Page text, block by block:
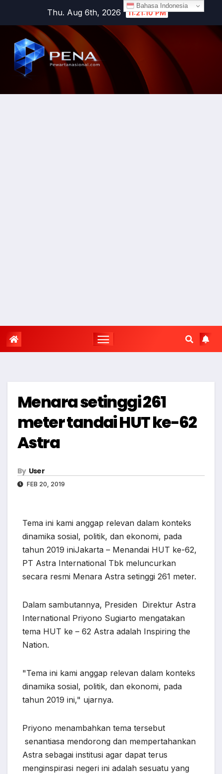
Thu. Aug 6th, 2026 11:21:11 PM
Menara setinggi 261
meter tandai HUT ke-62
Astra
By User
FEB 20, 2019
Tema ini kami anggap relevan dalam konteks
dinamika sosial, politik, dan ekonomi, pada
tahun 2019 iniJakarta – Menandai HUT ke-62,
PT Astra International Tbk meluncurkan
secara resmi Menara Astra setinggi 261 meter.
Dalam sambutannya, Presiden Direktur Astra
International Priyono Sugiarto mengatakan
tema HUT ke – 62 Astra adalah Inspiring the
Nation.
"Tema ini kami anggap relevan dalam konteks
dinamika sosial, politik, dan ekonomi, pada
tahun 2019 ini," ujarnya.
Priyono menambahkan tema tersebut
senantiasa mendorong dan mempertahankan
Astra sebagai institusi agar dapat terus
menginspirasi negeri ini adalah sesuatu yang
Bahasa Indonesia